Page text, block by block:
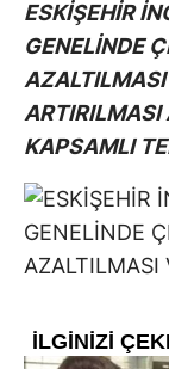
ESKİŞEHİR
GENELİNDE
ARTIRILMASI
KAPSAMLI